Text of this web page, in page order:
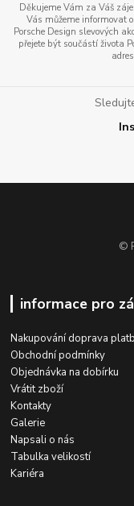
Děkujeme Vám za Váš
Vás můžeme informovat
Porsche Design slevových
přejete být součástí života
©
informace pro
Nakupování doprava
Obchodní podmínky
Objednávka na dobírku
Vrátit zboží
Kontakty
Galerie
Napsali o nás
Tabulka velikostí
Kariéra